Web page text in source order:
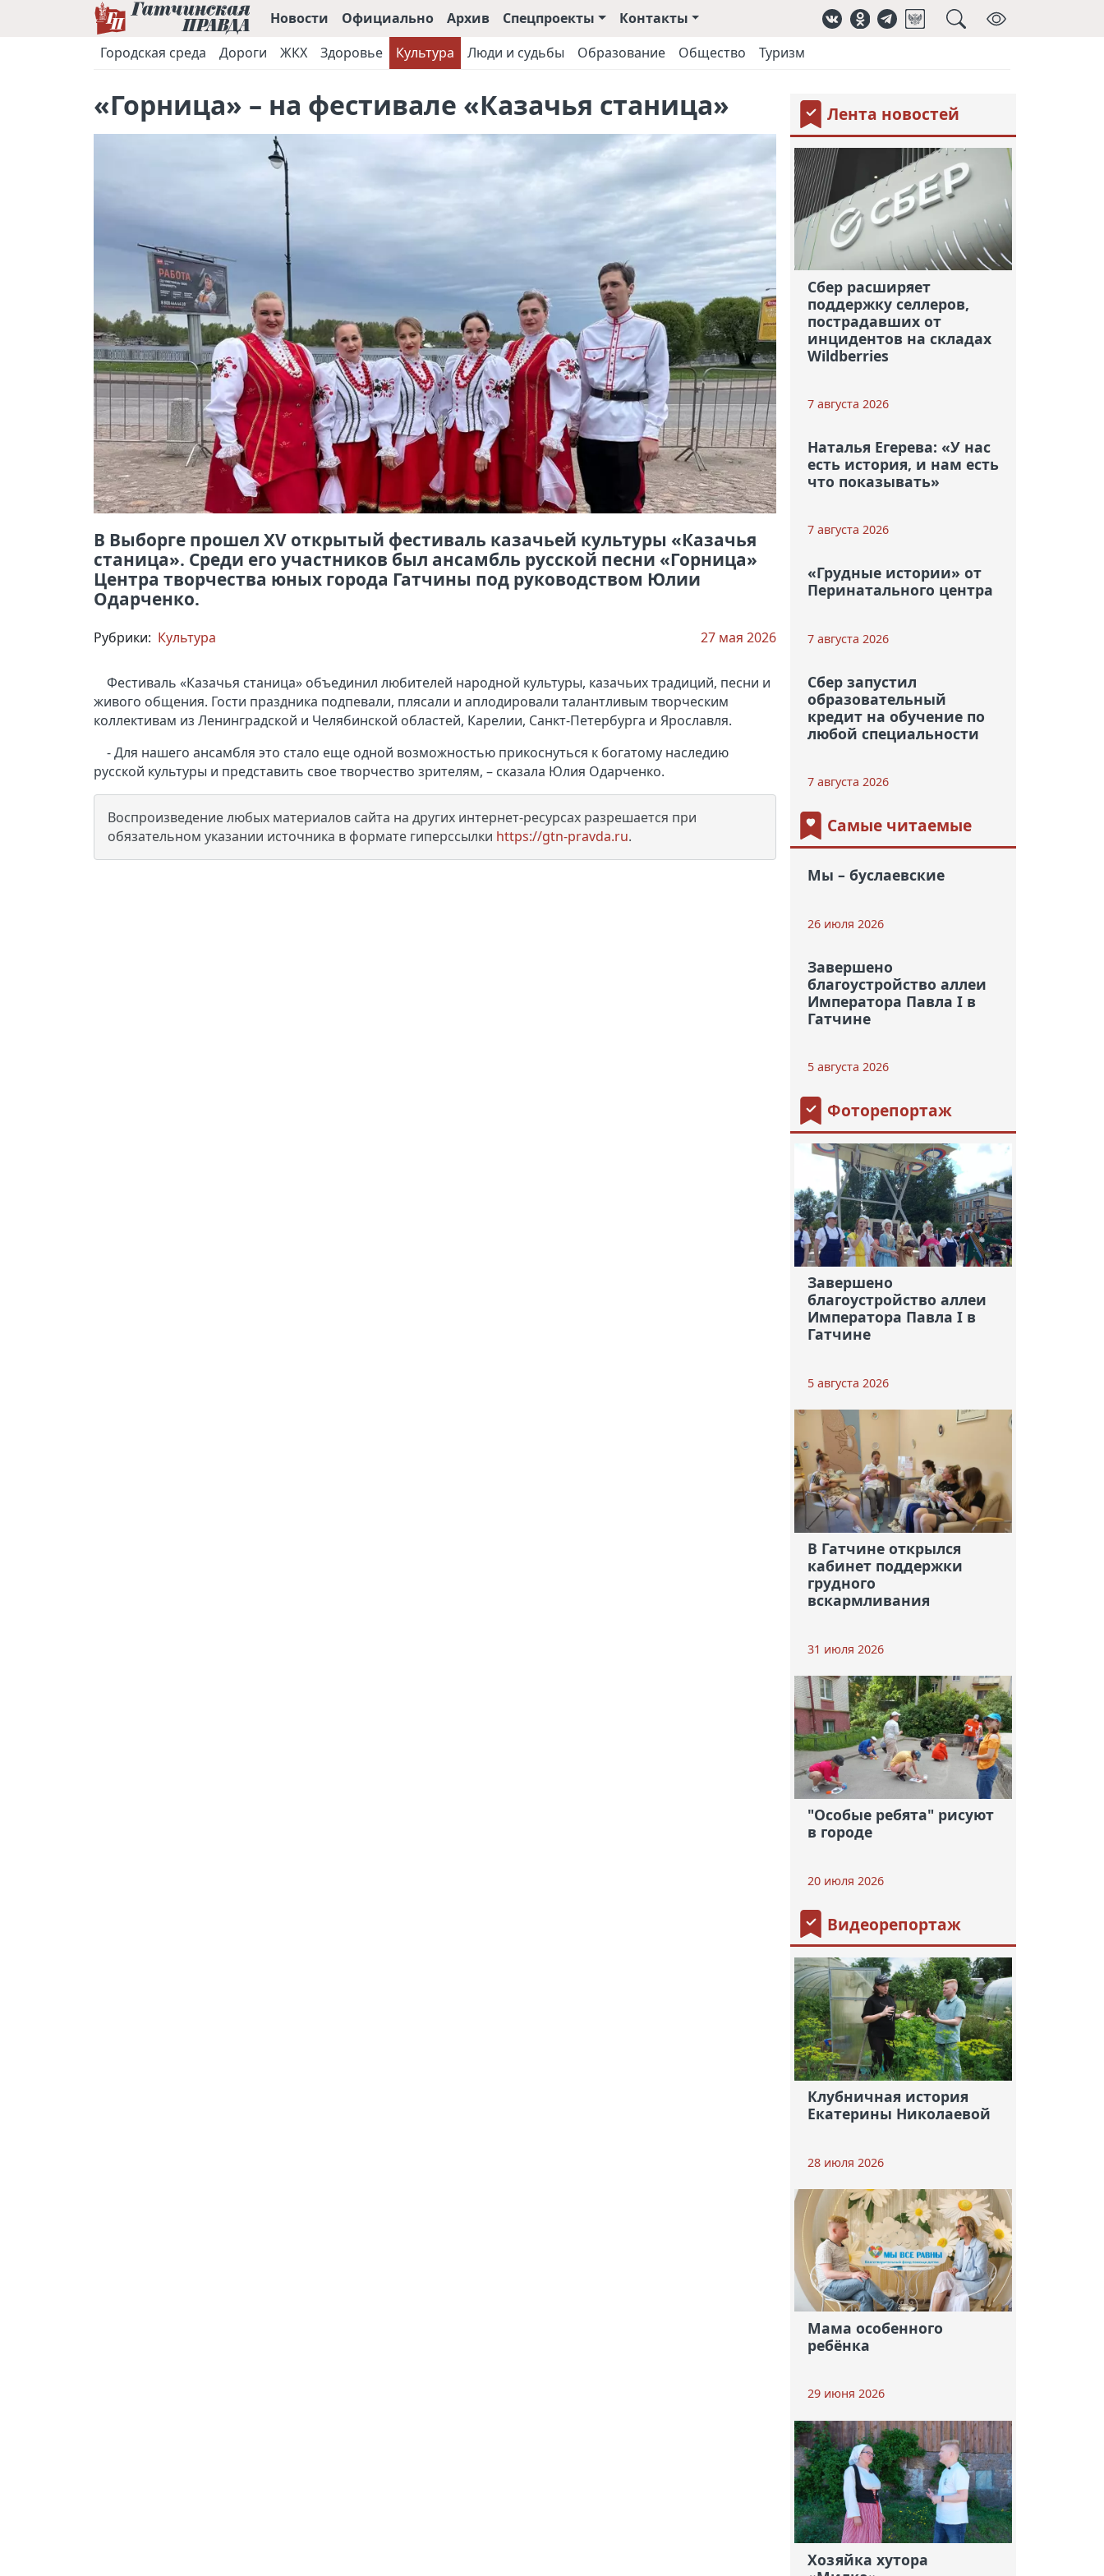
Новости Официально Архив Спецпроекты
Контакты
Городская среда
Дороги ЖКХ Здоровье Культура Люди и судьбы Образование Общество Туризм
«Горница» – на фестивале «Казачья станица»
В Выборге прошел XV открытый фестиваль казачьей культуры «Казачья
станица». Среди его участников был ансамбль русской песни «Горница»
Центра творчества юных города Гатчины под руководством Юлии
Одарченко.
Рубрики: Культура 27 мая 2026
Фестиваль «Казачья станица» объединил любителей народной культуры, казачьих традиций, песни и
живого общения. Гости праздника подпевали, плясали и аплодировали талантливым творческим
коллективам из Ленинградской и Челябинской областей, Карелии, Санкт-Петербурга и Ярославля.
- Для нашего ансамбля это стало еще одной возможностью прикоснуться к богатому наследию
русской культуры и представить свое творчество зрителям, – сказала Юлия Одарченко.
Воспроизведение любых материалов сайта на других интернет-ресурсах разрешается при
обязательном указании источника в формате гиперссылки https://gtn-pravda.ru.
Лента новостей
Сбер расширяет
поддержку селлеров,
пострадавших от
инцидентов на складах
Wildberries
7 августа 2026
Наталья Егерева: «У нас
есть история, и нам есть
что показывать»
7 августа 2026
«Грудные истории» от
Перинатального центра
7 августа 2026
Сбер запустил
образовательный
кредит на обучение по
любой специальности
7 августа 2026
Самые читаемые
Мы – буслаевские
26 июля 2026
Завершено
благоустройство аллеи
Императора Павла I в
Гатчине
5 августа 2026
Фоторепортаж
Завершено
благоустройство аллеи
Императора Павла I в
Гатчине
5 августа 2026
В Гатчине открылся
кабинет поддержки
грудного
вскармливания
31 июля 2026
"Особые ребята" рисуют
в городе
20 июля 2026
Видеорепортаж
Клубничная история
Екатерины Николаевой
28 июля 2026
Мама особенного
ребёнка
29 июня 2026
Хозяйка хутора